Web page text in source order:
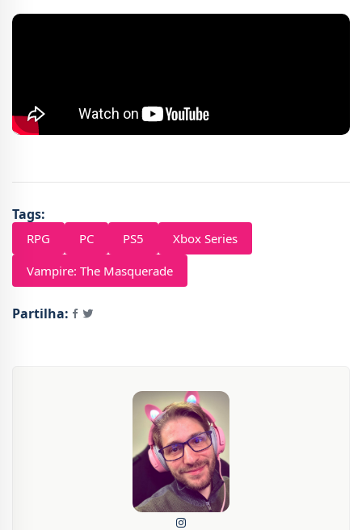
Tags:
RPG PC PS5
Xbox Series
Vampire: The Masquerade
Partilha: